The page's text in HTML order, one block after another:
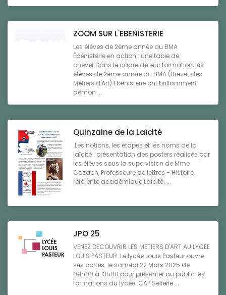
ZOOM SUR L'EBENISTERIE
Les élèves de 2ème année du BMA
Ébénisterie en action : une table de
chevet.Dans le cadre de leur formation, les
élèves de 2ème année du BMA (Brevet des
Métiers d'Art) Ébénisterie ont brillamment
démon ...
Quinzaine de la Laïcité
Les notions, les étapes et les noms de la
laïcité : présentation des posters réalisés par
les élèves sous la supervision de Mme
Cazach, Professeure de lettres - Histoire,
référente académique Laïcité. ...
JPO 25
VENEZ DECOUVRIR LES METIERS D'ART AU LYCEE
LOUIS PASTEUR Le lycée Louis Pasteur ouvre
ses portes le samedi 22 Mars 2025 de
09h00 à 13h00 pour présenter au public les
formations du lycée :CAP Sellerie ...